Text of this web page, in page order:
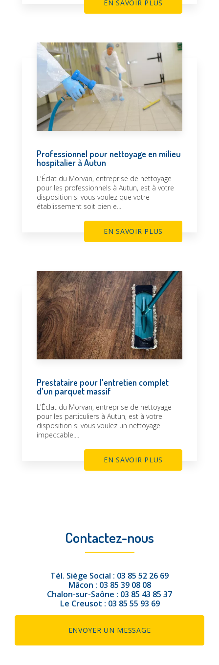
EN SAVOIR PLUS
Professionnel pour nettoyage en milieu
hospitalier à Autun
L'Éclat du Morvan, entreprise de nettoyage
pour les professionnels à Autun, est à votre
disposition si vous voulez que votre
établissement soit bien e...
EN SAVOIR PLUS
Prestataire pour l'entretien complet
d'un parquet massif
L'Éclat du Morvan, entreprise de nettoyage
pour les particuliers à Autun, est à votre
disposition si vous voulez un nettoyage
impeccable....
EN SAVOIR PLUS
Contactez-nous
Tél. Siège Social : 03 85 52 26 69
Mâcon : 03 85 39 08 08
Chalon-sur-Saône : 03 85 43 85 37
Le Creusot : 03 85 55 93 69
ENVOYER UN MESSAGE